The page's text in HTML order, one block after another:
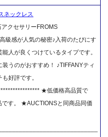
ネックレス
クセサリーFROMS
級感が人気の秘密♪入荷のたびにす
人が良くつけているタイプです。
うのがおすすめ！ ♪TIFFANYティ
好評です。
★低価格高品質で
です。 ★AUCTIONSと同商品同価